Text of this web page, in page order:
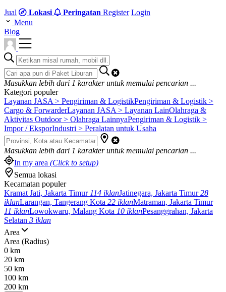
Jual
Lokasi Peringatan Register Login
Menu
Blog
Masukkan lebih dari 1 karakter untuk memulai pencarian ...
Kategori populer
Layanan JASA > Pengiriman & LogistikPengiriman & Logistik >
Cargo & ForwarderLayanan JASA > Layanan LainOlahraga &
Aktivitas Outdoor > Olahraga LainnyaPengiriman & Logistik >
Impor / EksporIndustri > Peralatan untuk Usaha
Masukkan lebih dari 1 karakter untuk memulai pencarian ...
In my area (Click to setup)
Semua lokasi
Kecamatan populer
Kramat Jati, Jakarta Timur 114 iklanJatinegara, Jakarta Timur28
iklanLarangan, Tangerang Kota 22 iklanMatraman, Jakarta Timur
11 iklanLowokwaru, Malang Kota 10 iklanPesanggrahan, Jakarta
Selatan 3 iklan
Area
Area (Radius)
0 km
20 km
50 km
100 km
200 km